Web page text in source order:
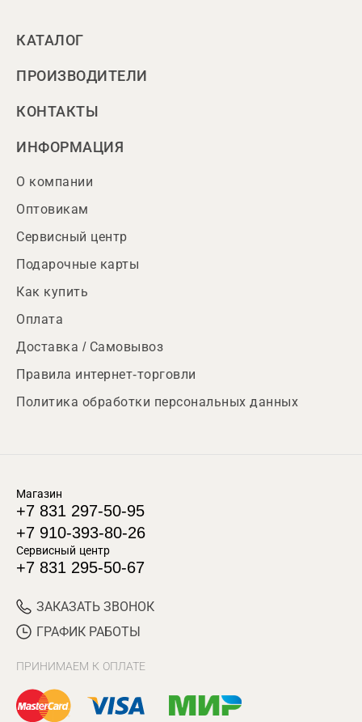
КАТАЛОГ
ПРОИЗВОДИТЕЛИ
КОНТАКТЫ
ИНФОРМАЦИЯ
О компании
Оптовикам
Сервисный центр
Подарочные карты
Как купить
Оплата
Доставка / Самовывоз
Правила интернет-торговли
Политика обработки персональных данных
Магазин
+7 831 297-50-95
+7 910-393-80-26
Сервисный центр
+7 831 295-50-67
ЗАКАЗАТЬ ЗВОНОК
ГРАФИК РАБОТЫ
ПРИНИМАЕМ К ОПЛАТЕ